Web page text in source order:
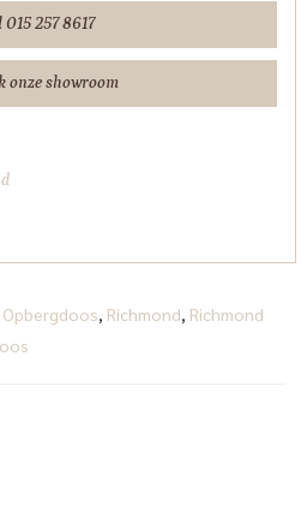
015 257 8617
onze showroom
Opbergdoos, Richmond, Richmond